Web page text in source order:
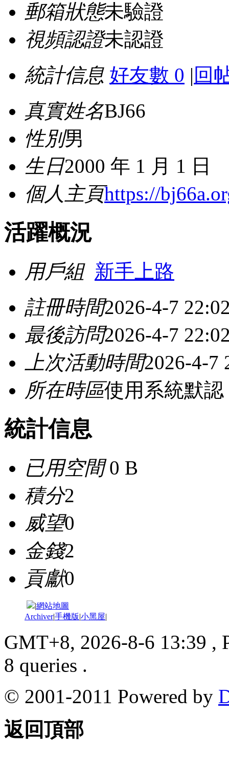
郵箱狀態未驗證
視頻認證未認證
統計信息 好友數 0 | 回
真實姓名BJ66
性別男
生日2000 年 1 月 1 日
個人主頁https://
活躍概況
用戶組 新手上路
註冊時間2026-4-7
最後訪問2026-4-7
上次活動時間2026-4-7
所在時區使用系統默認
統計信息
已用空間0 B
積分2
威望0
金錢2
貢獻0
|網站地圖
Archiver|手機版|小黑屋|
GMT+8, 2026-8-6 13:39 ,
8 queries .
© 2001-2011 Powered by
返回頂部